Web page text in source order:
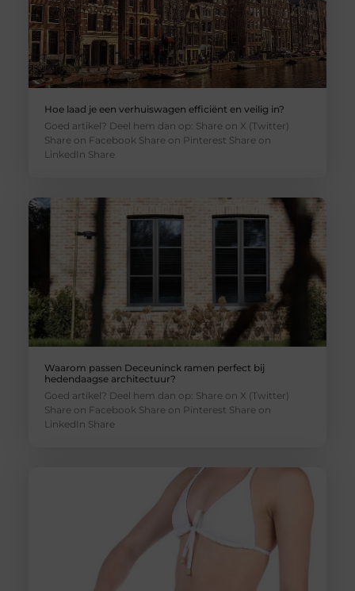
Hoe laad je een verhuiswagen efficiënt en veilig in?
Goed artikel? Deel hem dan op: Share on X (Twitter)
Share on Facebook Share on Pinterest Share on
LinkedIn Share
Waarom passen Deceuninck ramen perfect bij
hedendaagse architectuur?
Goed artikel? Deel hem dan op: Share on X (Twitter)
Share on Facebook Share on Pinterest Share on
LinkedIn Share